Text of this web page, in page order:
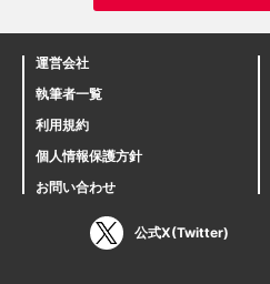
運営会社
執筆者一覧
利用規約
個人情報保護方針
お問い合わせ
公式X(Twitter)